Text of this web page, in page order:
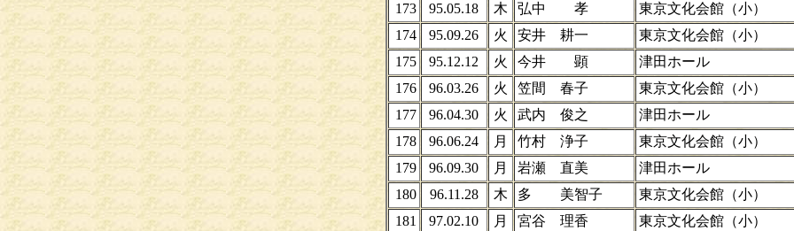
173
95.05.18 木 弘中 孝
東京文化会館（小）
174
95.09.26 火 安井 耕一
東京文化会館（小）
175
95.12.12 火 今井 顕
津田ホール
176
96.03.26 火 笠間 春子
東京文化会館（小）
177
96.04.30 火 武内 俊之
津田ホール
178
96.06.24 月 竹村 浄子
東京文化会館（小）
179
96.09.30 月 岩瀬 直美
津田ホール
180
96.11.28 木 多 美智子
東京文化会館（小）
181
97.02.10 月 宮谷 理香
東京文化会館（小）